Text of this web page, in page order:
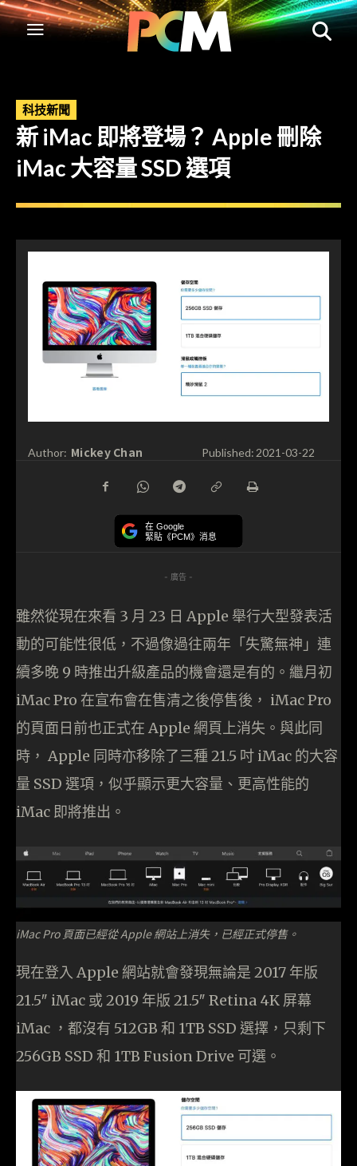
科技新聞
新 iMac 即將登場？ Apple 刪除
iMac 大容量 SSD 選項
Author: Mickey Chan Published: 2021-03-22
在 Google
緊貼《PCM》消息
- 廣告 -
雖然從現在來看 3 月 23 日 Apple 舉行大型發表活
動的可能性很低，不過像過往兩年「失驚無神」連
續多晚 9 時推出升級產品的機會還是有的。繼月初
iMac Pro 在宣布會在售清之後停售後， iMac Pro
的頁面日前也正式在 Apple 網頁上消失。與此同
時， Apple 同時亦移除了三種 21.5 吋 iMac 的大容
量 SSD 選項，似乎顯示更大容量、更高性能的
iMac 即將推出。
iMac Pro 頁面已經從 Apple 網站上消失，已經正式停售。
現在登入 Apple 網站就會發現無論是 2017 年版
21.5″ iMac 或 2019 年版 21.5″ Retina 4K 屏幕
iMac ，都沒有 512GB 和 1TB SSD 選擇，只剩下
256GB SSD 和 1TB Fusion Drive 可選。